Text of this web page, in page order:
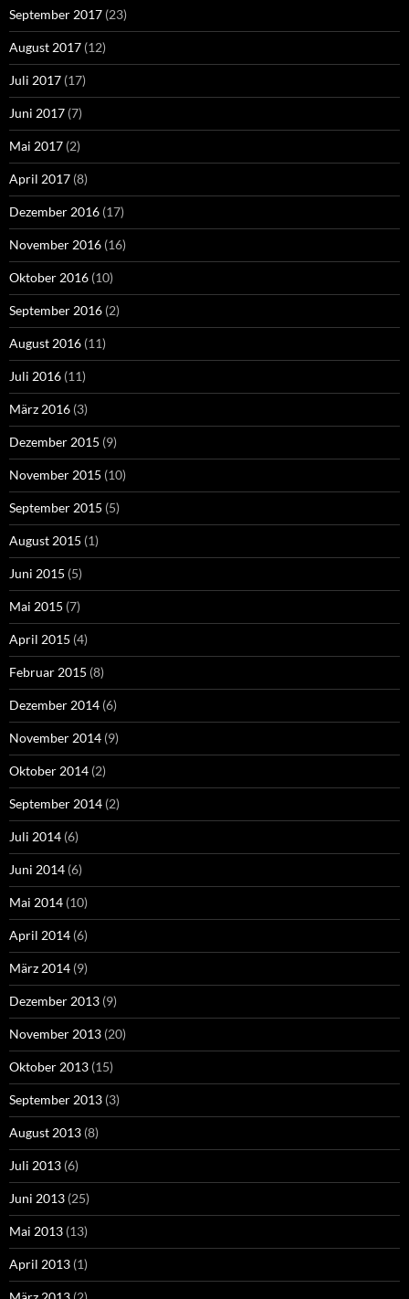
September 2017 (23)
August 2017 (12)
Juli 2017 (17)
Juni 2017 (7)
Mai 2017 (2)
April 2017 (8)
Dezember 2016 (17)
November 2016 (16)
Oktober 2016 (10)
September 2016 (2)
August 2016 (11)
Juli 2016 (11)
März 2016 (3)
Dezember 2015 (9)
November 2015 (10)
September 2015 (5)
August 2015 (1)
Juni 2015 (5)
Mai 2015 (7)
April 2015 (4)
Februar 2015 (8)
Dezember 2014 (6)
November 2014 (9)
Oktober 2014 (2)
September 2014 (2)
Juli 2014 (6)
Juni 2014 (6)
Mai 2014 (10)
April 2014 (6)
März 2014 (9)
Dezember 2013 (9)
November 2013 (20)
Oktober 2013 (15)
September 2013 (3)
August 2013 (8)
Juli 2013 (6)
Juni 2013 (25)
Mai 2013 (13)
April 2013 (1)